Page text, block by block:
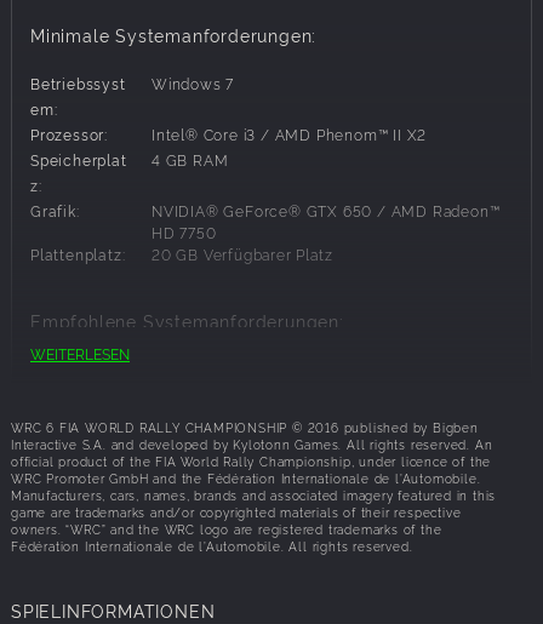
Minimale Systemanforderungen:
Betriebssyst
em:
Windows 7
Prozessor:
Intel® Core i3 / AMD Phenom™ II X2
Speicherplat
z:
4 GB RAM
Grafik:
NVIDIA® GeForce® GTX 650 / AMD Radeon™
HD 7750
Plattenplatz:
20 GB Verfügbarer Platz
Empfohlene Systemanforderungen:
Betriebssyst
Prozessor:
Intel® Core i5 / AMD FX 8150
Speicherplat
z:
8 GB RAM
Grafik:
NVIDIA® GeForce® GTX 780 / AMD Radeon™
R9 290 2 GB
Netzwerk:
Internetverbindung gefordert
WEITERLESEN
WRC 6 FIA WORLD RALLY CHAMPIONSHIP © 2016 published by Bigben
Interactive S.A. and developed by Kylotonn Games. All rights reserved. An
official product of the FIA World Rally Championship, under licence of the
WRC Promoter GmbH and the Fédération Internationale de l’Automobile.
Manufacturers, cars, names, brands and associated imagery featured in this
game are trademarks and/or copyrighted materials of their respective
owners. “WRC” and the WRC logo are registered trademarks of the
Fédération Internationale de l’Automobile. All rights reserved.
SPIELINFORMATIONEN